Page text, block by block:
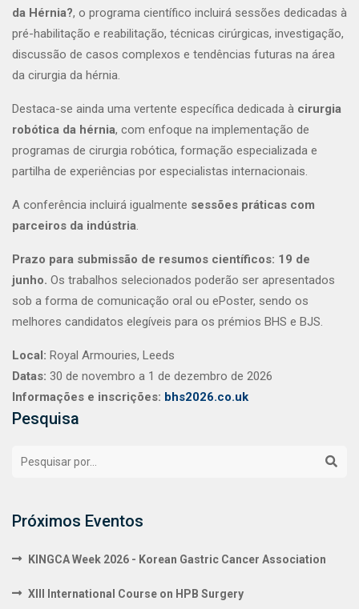
Pesquisa
Próximos Eventos
KINGCA Week 2026 - Korean Gastric Cancer Association
XIII International Course on HPB Surgery
da Hérnia?, o programa científico incluirá sessões dedicadas à
pré-habilitação e reabilitação, técnicas cirúrgicas, investigação,
discussão de casos complexos e tendências futuras na área
da cirurgia da hérnia.
Destaca-se ainda uma vertente específica dedicada à cirurgia
robótica da hérnia, com enfoque na implementação de
programas de cirurgia robótica, formação especializada e
partilha de experiências por especialistas internacionais.
A conferência incluirá igualmente sessões práticas com
parceiros da indústria.
Prazo para submissão de resumos científicos: 19 de
junho. Os trabalhos selecionados poderão ser apresentados
sob a forma de comunicação oral ou ePoster, sendo os
melhores candidatos elegíveis para os prémios BHS e BJS.
Local: Royal Armouries, Leeds
Datas: 30 de novembro a 1 de dezembro de 2026
Informações e inscrições: bhs2026.co.uk